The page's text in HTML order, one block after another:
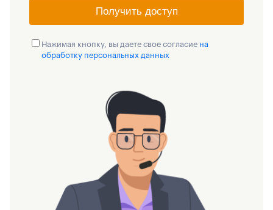
Получить доступ
Нажимая кнопку, вы даете свое согласие на
обработку персональных данных